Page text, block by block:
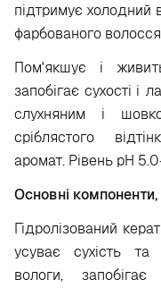
підтримує холодний
фарбованого
Пом'якшує і
запобігає сухості і
слухняним і
сріблястого
аромат. Рівень рН
Основні
Гідролізований
усуває сухість
вологи,